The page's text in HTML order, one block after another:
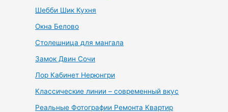
Шебби Шик Кухня
Окна Белово
Столешница для мангала
Замок Двин Сочи
Лор Кабинет Нерюнгри
Классические линии – современный вкус
Реальные Фотографии Ремонта Квартир